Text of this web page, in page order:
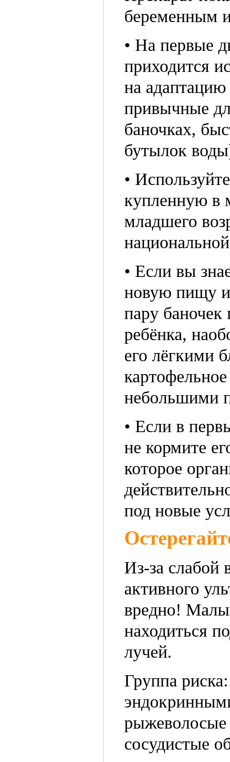
беременным
• На первые
приходится
на
привычные
баночках,
бутылок
•
купленную в
младшего
• Если вы
новую пищу и
пару
ребёнка,
его лёгкими
небольшими
• Если в
не кормите
которое
под новые
Из-за слабой
активного
вредно!
находиться
лучей.
Группа
сосудистые